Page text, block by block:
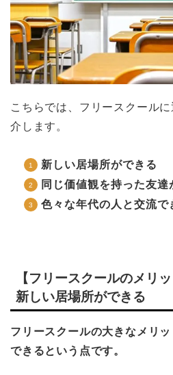
こちらでは、フリースクール
介します。
新しい居場所ができる
同じ価値観を持った友達
色々な年代の人と交流で
【フリースクールのメリッ
新しい居場所ができる
フリースクールの大きなメリ
できるという点です。